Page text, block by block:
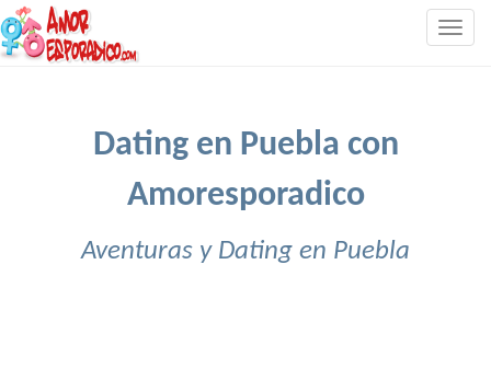
Dating en Puebla con
Amoresporadico
Aventuras y Dating en Puebla